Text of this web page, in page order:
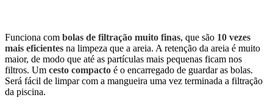
Funciona com bolas de filtração muito finas, que são 10 vezes
mais eficientes na limpeza que a areia. A retenção da areia é muito
maior, de modo que até as partículas mais pequenas ficam nos
filtros. Um cesto compacto é o encarregado de guardar as bolas.
Será fácil de limpar com a mangueira uma vez terminada a filtração
da piscina.